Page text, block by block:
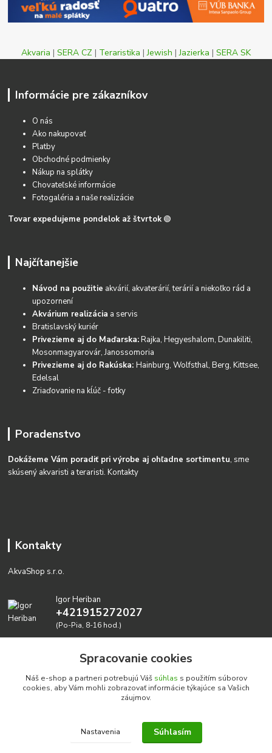
Akvaria | SERA CZ | Teraristika |Jewish |Jazierka | SERA SK
Informácie pre zákazníkov
O nás
Ako nakupovať
Platby
Obchodné podmienky
Nákup na splátky
Chovateľské informácie
Fotogaléria a naše realizácie
Tovar expedujeme pondelok až štvrtok 🟢
Najčítanejšie
Návod na použitie akvárií, akvaterárií, terárií a niekoľko rád a
upozornení
Akvárium realizácia a servis
Bratislavský kuriér
Privezieme aj do Maďarska:Rajka, Hegyeshalom, Dunakiliti,
Mosonmagyarovár, Janossomoria
Privezieme aj do Rakúska:Hainburg, Wolfsthal, Berg, Kittsee,
Edelsal
Zriaďovanie na kĺúč - fotky
Poradenstvo
Dokážeme Vám poradiť pri výrobe aj ohľadne sortimentu, sme
skúsený akvaristi a teraristi.Kontakty
Kontakty
AkvaShop s.r.o.
Igor Heriban
+421915272027
(Po-Pia, 8-16 hod.)
Realizujeme prírodné akvária: AkvaShop s.r.o. • IBAN:
SK3911000000002947087849
Spracovanie cookies
Náš e-shop a partneri potrebujú Váš súhlas s použitím súborov
cookies, aby Vám mohli zobrazovať informácie týkajúce sa Vašich
záujmov.
Nastavenia Súhlasím